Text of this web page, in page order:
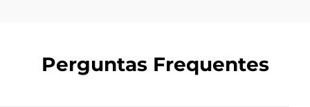
Perguntas Frequentes